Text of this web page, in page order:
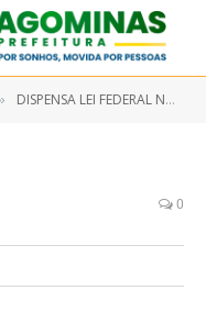
DISPENSA LEI FEDERAL Nº 13.979/2020 (COVID 19) – 7/2021-00033 (AQUISIÇÃO DE TESTE RÁPIDO PARA SEREM UTILIZADOS NA TRIAGEM DOS PROFISSIONAIS DE SAÚDE, PACIENTES QUE APRESENTAREM SINTOMAS COM QUADRO CLÍNICO SUGESTIVO AO COVID-19 E POPULAÇÃO EM GERAL)
0